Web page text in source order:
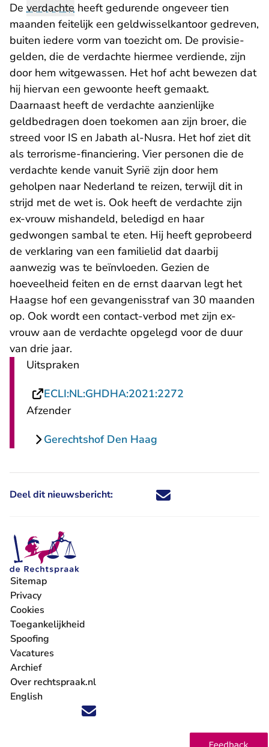
De verdachte heeft gedurende ongeveer tien
maanden feitelijk een geldwisselkantoor gedreven,
buiten iedere vorm van toezicht om. De provisie-
gelden, die de verdachte hiermee verdiende, zijn
door hem witgewassen. Het hof acht bewezen dat
hij hiervan een gewoonte heeft gemaakt.
Daarnaast heeft de verdachte aanzienlijke
geldbedragen doen toekomen aan zijn broer, die
streed voor IS en Jabath al-Nusra. Het hof ziet dit
als terrorisme-financiering. Vier personen die de
verdachte kende vanuit Syrië zijn door hem
geholpen naar Nederland te reizen, terwijl dit in
strijd met de wet is. Ook heeft de verdachte zijn
ex-vrouw mishandeld, beledigd en haar
gedwongen sambal te eten. Hij heeft geprobeerd
de verklaring van een familielid dat daarbij
aanwezig was te beïnvloeden. Gezien de
hoeveelheid feiten en de ernst daarvan legt het
Haagse hof een gevangenisstraf van 30 maanden
op. Ook wordt een contact-verbod met zijn ex-
vrouw aan de verdachte opgelegd voor de duur
van drie jaar.
Uitspraken
ECLI:NL:GHDHA:2021:2272
Afzender
Gerechtshof Den Haag
Deel dit nieuwsbericht: Deel dit nieuwsbericht via X -
Deel dit nieuwsbericht via
Deel dit nieuwsbericht
Deel dit
Volg ons op X (Twitter) - U verlaat Rechtspraak.nl
Volg ons op Facebook - U verlaat Rechtspraak.nl
Volg ons op Instagram - U verlaat Rechtspraak.nl
Volg ons op Youtube - U verlaat Rechtspraak.nl
Volg ons op LinkedIn - U verlaat
'Blijf op de hoogte' nieuwsbrief - U verlaat
Sitemap
Privacy
Cookies
Toegankelijkheid
Spoofing
Vacatures
- U verlaat Rechtspraak.nl
Archief
Over rechtspraak.nl
English